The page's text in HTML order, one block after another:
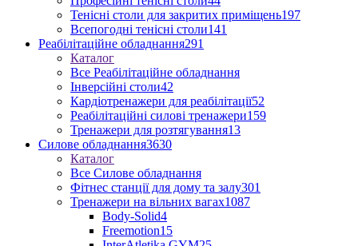
Тенісні столи для закритих приміщень197
Всепогодні тенісні столи141
Реабілітаційне обладнання291
Каталог
Все Реабілітаційне обладнання
Інверсійні столи42
Кардіотренажери для реабілітації52
Реабілітаційні силові тренажери159
Тренажери для розтягування13
Силове обладнання3630
Каталог
Все Силове обладнання
Фітнес станції для дому та залу301
Тренажери на вільних вагах1087
Body-Solid4
Freemotion15